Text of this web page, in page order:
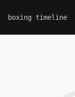
boxing timeline